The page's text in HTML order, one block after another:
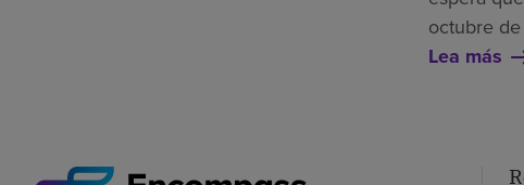
octubre
Lea más